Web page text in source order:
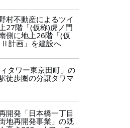
村不動産によるツイ
27階「(仮称)虎ノ門
側に地上26階「(仮
計画」を建設へ
タワー東京田町」の
徒歩圏の分譲タワマ
開発「日本橋一丁目
地再開発事業」の既